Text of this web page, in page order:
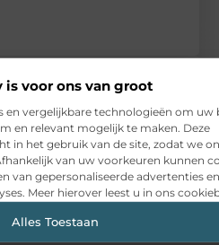
is voor ons van groot
en vergelijkbare technologieën om uw
en relevant mogelijk te maken. Deze
in het gebruik van de site, zodat we
van uw voorkeuren kunnen
van gepersonaliseerde advertenties
Meer hierover leest u in ons
Alles Toestaan